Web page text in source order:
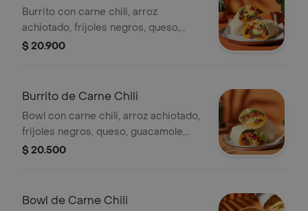
Burrito con carne chili, arroz
achiotado, frijoles negros, queso,
totopos triturados, guacamole, pico
$ 20.900
Burrito de Carne Chili
Bowl con carne chili, arroz achiotado,
frijoles negros, queso, guacamole,
pico de gallo, lechuga y salsa verde.
$ 20.500
Bowl de Carne Chili